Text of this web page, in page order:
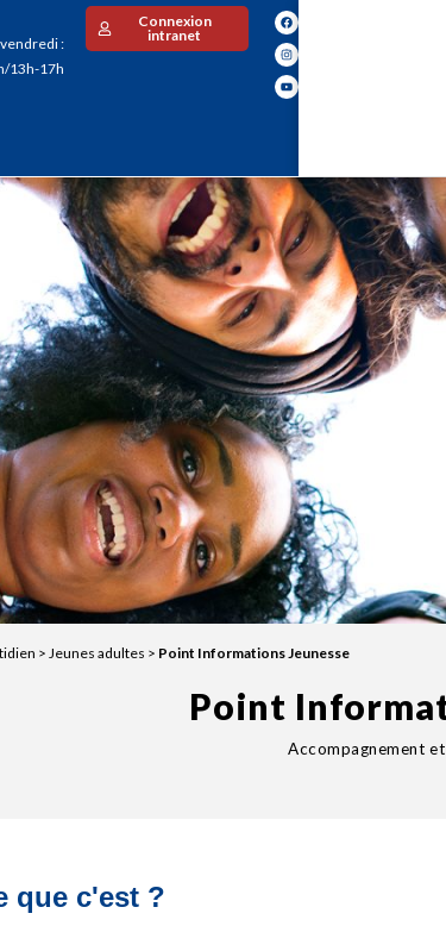
:
13h-17h
Connexion
intranet
> Jeunes adultes > Point Informations Jeunesse
Point
Accompagnement
que c'est ?